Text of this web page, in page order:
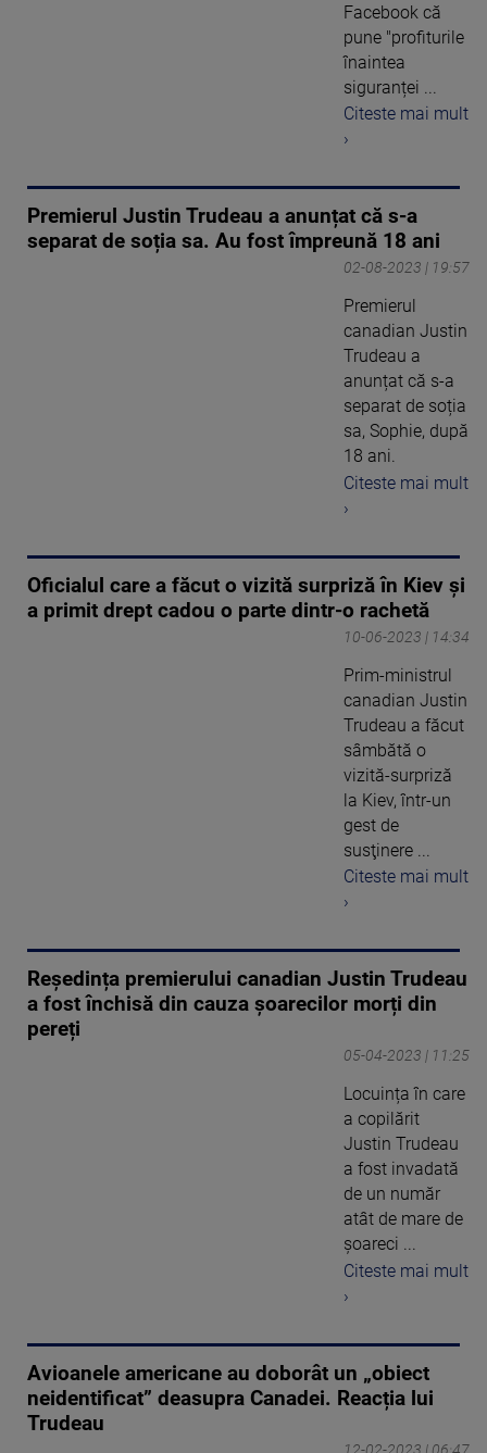
Facebook că
pune "profiturile
înaintea
siguranței ...
Citeste mai mult
›
Premierul Justin Trudeau a anunțat că s-a
separat de soția sa. Au fost împreună 18 ani
02-08-2023 | 19:57
Premierul
canadian Justin
Trudeau a
anunțat că s-a
separat de soția
sa, Sophie, după
18 ani.
Citeste mai mult
›
Oficialul care a făcut o vizită surpriză în Kiev și
a primit drept cadou o parte dintr-o rachetă
10-06-2023 | 14:34
Prim-ministrul
canadian Justin
Trudeau a făcut
sâmbătă o
vizită-surpriză
la Kiev, într-un
gest de
susţinere ...
Citeste mai mult
›
Reședința premierului canadian Justin Trudeau
a fost închisă din cauza șoarecilor morți din
pereți
05-04-2023 | 11:25
Locuința în care
a copilărit
Justin Trudeau
a fost invadată
de un număr
atât de mare de
șoareci ...
Citeste mai mult
›
Avioanele americane au doborât un „obiect
neidentificat” deasupra Canadei. Reacția lui
Trudeau